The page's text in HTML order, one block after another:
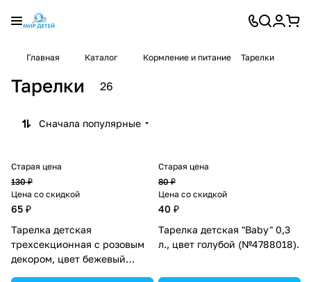
Главная Каталог Кормление и питание Тарелки
Тарелки 26
Сначала популярные
Старая цена
130 ₽
Цена со скидкой
65 ₽
Тарелка детская
трехсекционная с розовым
декором, цвет бежевый
Старая цена
80 ₽
Цена со скидкой
40 ₽
Тарелка детская "Baby" 0,3
л., цвет голубой (№4788018).